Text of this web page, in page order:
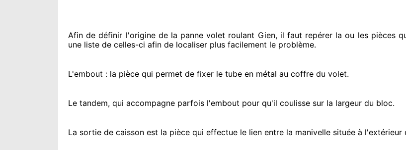
Afin de définir l'originede la panne volet roulant Gien, il faut repérer la ou les pièces
une liste de celles-ci afin de localiser plus facilement le problème.
L'embout : la pièce qui permet de fixer le tube en métal au coffre du volet.
Le tandem, qui accompagne parfois l'embout pour qu'il coulisse sur la largeur du bloc.
La sortie de caisson est la pièce qui effectue le lien entre la manivelle située à l'extérieur